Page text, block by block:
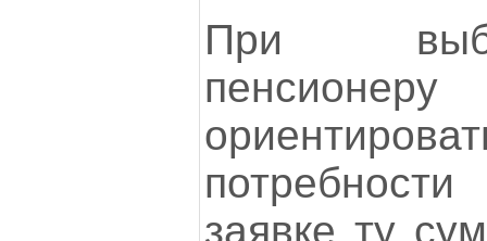
При
заявке ту